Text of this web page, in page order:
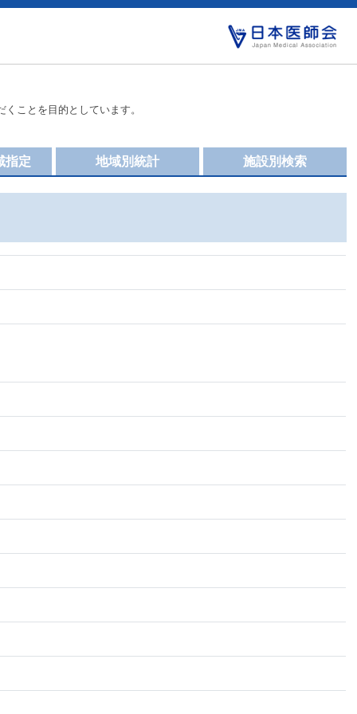
ことを目的としています。
施設別検索
地域別統計
指定